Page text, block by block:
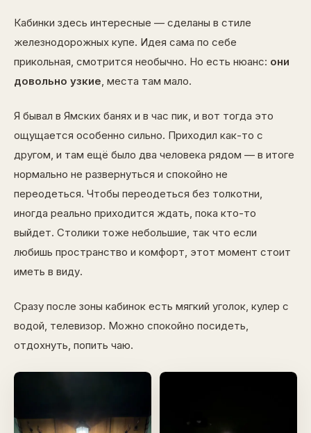
Кабинки здесь интересные — сделаны в стиле
железнодорожных купе. Идея сама по себе
прикольная, смотрится необычно. Но есть нюанс: они
довольно узкие, места там мало.
Я бывал в Ямских банях и в час пик, и вот тогда это
ощущается особенно сильно. Приходил как-то с
другом, и там ещё было два человека рядом — в итоге
нормально не развернуться и спокойно не
переодеться. Чтобы переодеться без толкотни,
иногда реально приходится ждать, пока кто-то
выйдет. Столики тоже небольшие, так что если
любишь пространство и комфорт, этот момент стоит
иметь в виду.
Сразу после зоны кабинок есть мягкий уголок, кулер с
водой, телевизор. Можно спокойно посидеть,
отдохнуть, попить чаю.